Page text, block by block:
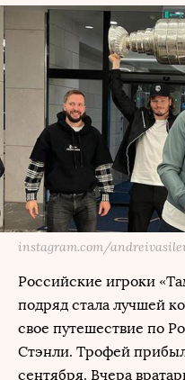
instagram.com/
Российские игроки
подряд стала лучшей
свое путешествие по
Стэнли. Трофей
сентября. Вчера